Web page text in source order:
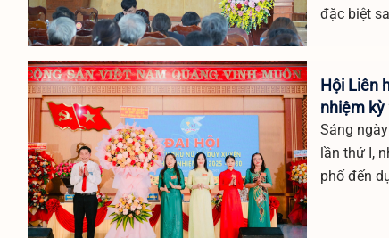
đặc biệt
Hội Liên
nhiệm kỳ
Sáng
lần thứ I,
phố đến